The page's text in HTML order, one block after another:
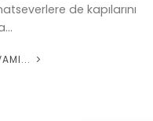
çözüm üretecek
yerinde in...